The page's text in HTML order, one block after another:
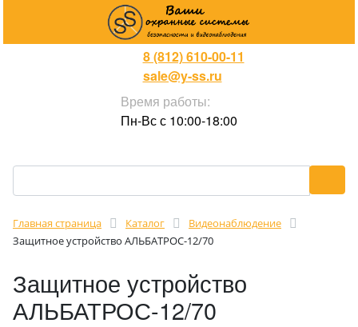
8 (812) 610-00-11
sale@y-ss.ru
Время работы:
Пн-Вс с 10:00-18:00
Главная страница Каталог
Видеонаблюдение
Защитное устройство АЛЬБАТРОС-12/70
Защитное устройство
АЛЬБАТРОС-12/70